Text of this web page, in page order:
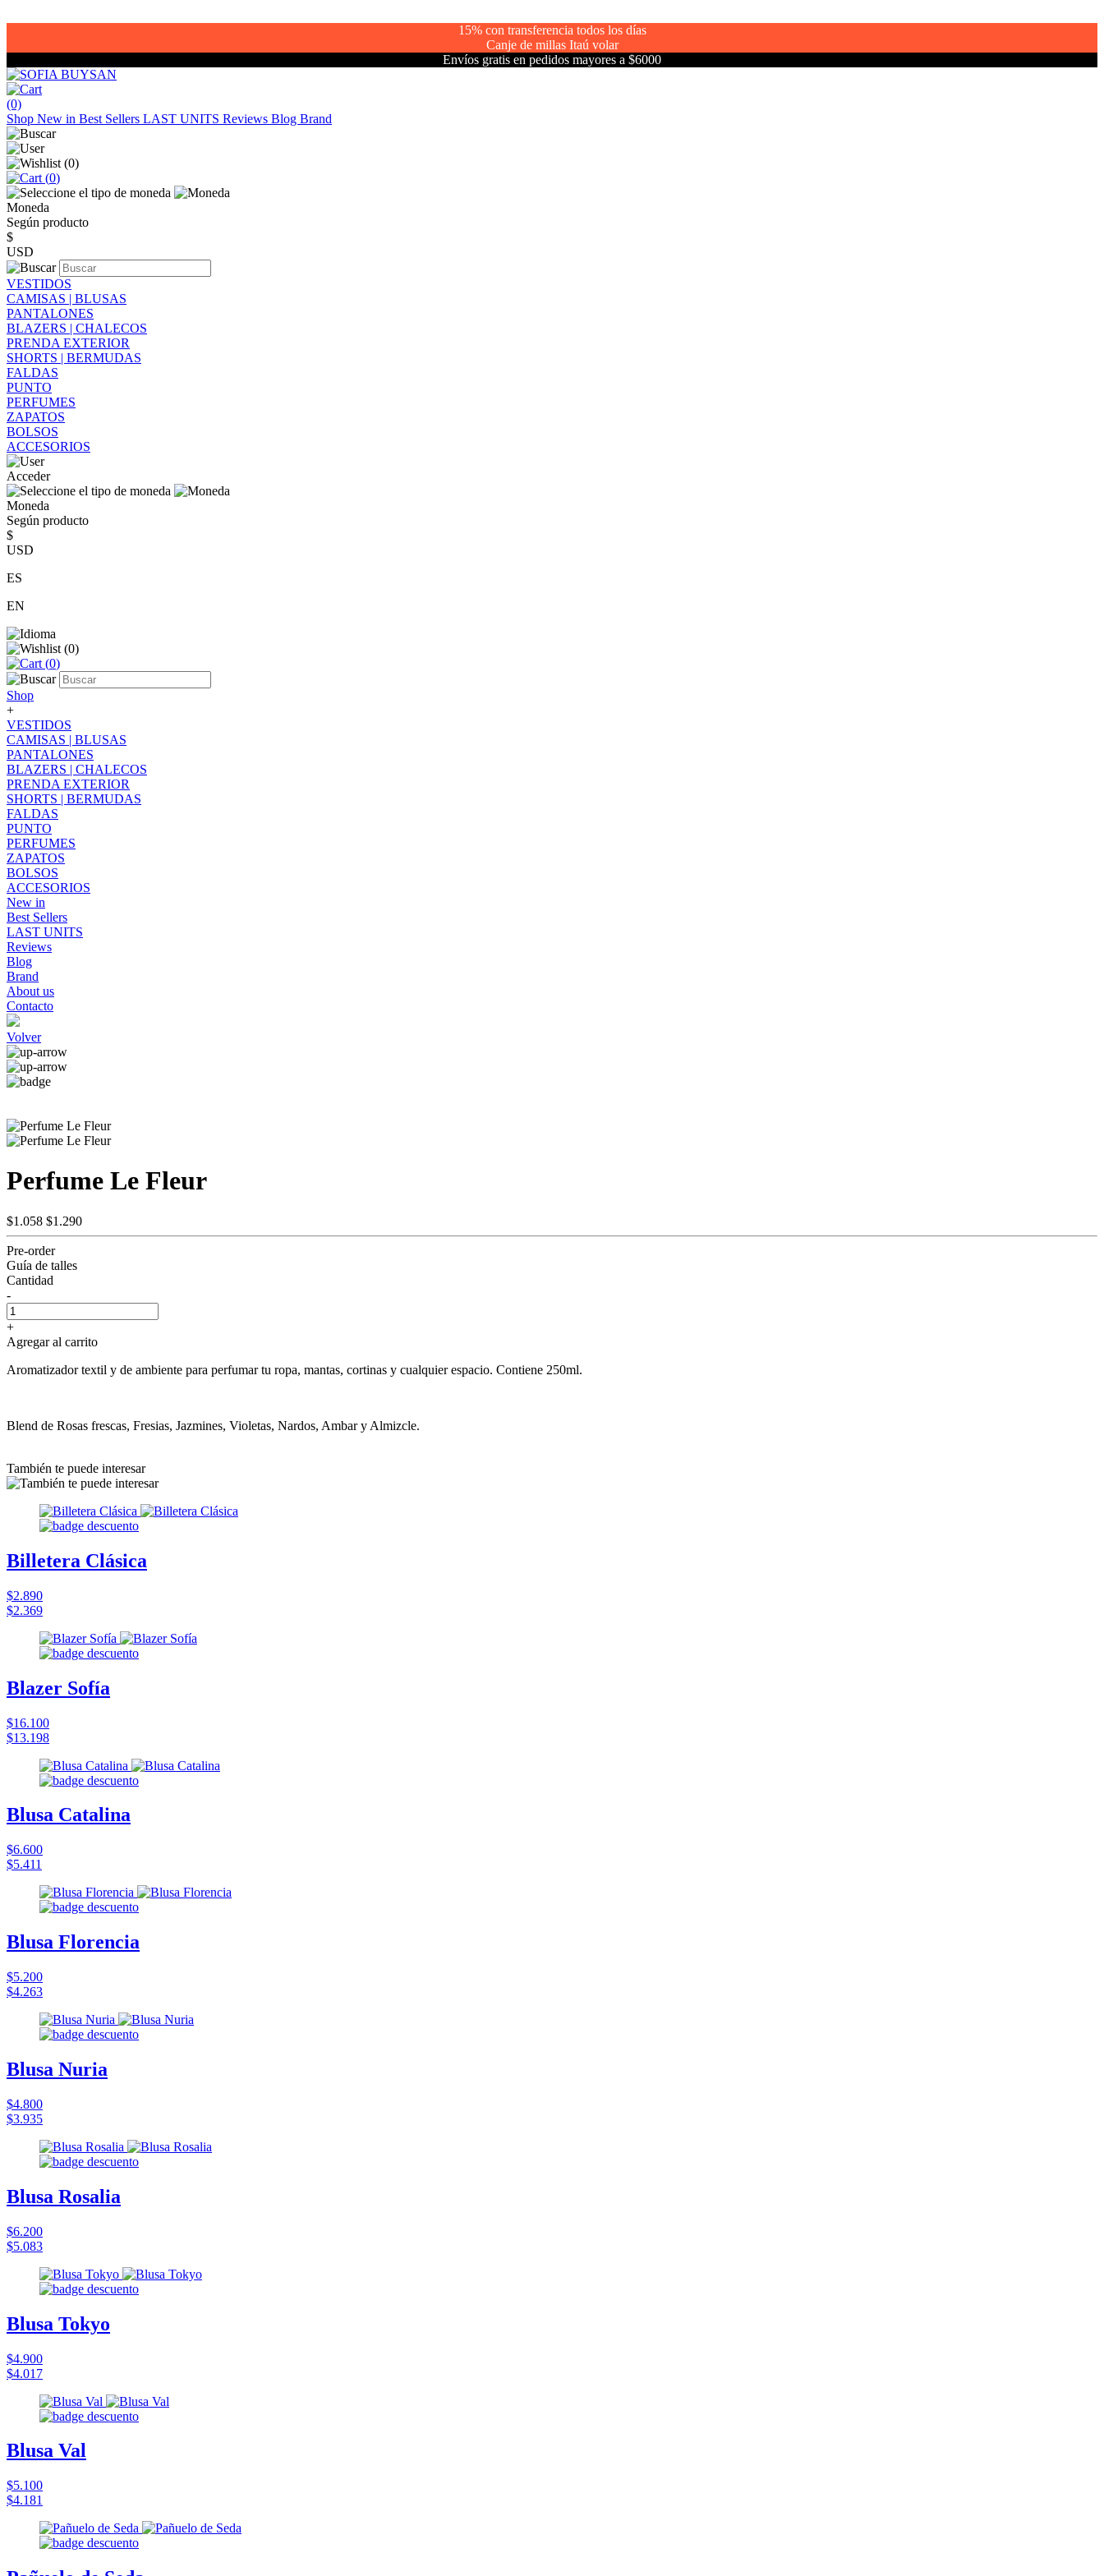
15% con transferencia todos los días
Canje de millas Itaú volar
Envíos gratis en pedidos mayores a $6000
(0)
Shop New in Best Sellers LAST UNITS Reviews Blog Brand
(0)
(0)
Moneda
Según producto
$
USD
VESTIDOS
CAMISAS | BLUSAS
PANTALONES
BLAZERS | CHALECOS
PRENDA EXTERIOR
SHORTS | BERMUDAS
FALDAS
PUNTO
PERFUMES
ZAPATOS
BOLSOS
ACCESORIOS
Acceder
Moneda
Según producto
$
USD
ES
EN
(0)
(0)
Shop
+
VESTIDOS
CAMISAS | BLUSAS
PANTALONES
BLAZERS | CHALECOS
PRENDA EXTERIOR
SHORTS | BERMUDAS
FALDAS
PUNTO
PERFUMES
ZAPATOS
BOLSOS
ACCESORIOS
New in
Best Sellers
LAST UNITS
Reviews
Blog
Brand
About us
Contacto
Volver
Perfume Le Fleur
$1.058 $1.290
Pre-order
Guía de talles
Cantidad
-
+
Agregar al carrito
Aromatizador textil y de ambiente para perfumar tu ropa, mantas, cortinas y cualquier espacio. Contiene 250ml.
Blend de Rosas frescas, Fresias, Jazmines, Violetas, Nardos, Ambar y Almizcle.
También te puede interesar
Billetera Clásica
$2.890
$2.369
Blazer Sofía
$16.100
$13.198
Blusa Catalina
$6.600
$5.411
Blusa Florencia
$5.200
$4.263
Blusa Nuria
$4.800
$3.935
Blusa Rosalia
$6.200
$5.083
Blusa Tokyo
$4.900
$4.017
Blusa Val
$5.100
$4.181